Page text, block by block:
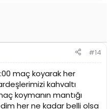
#14
maç koyarak her
kahvaltı
koymanın mantığı
her ne kadar belli olsa